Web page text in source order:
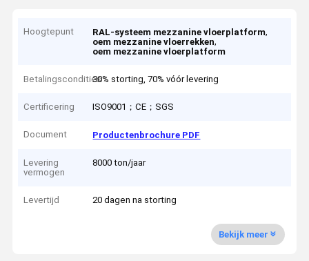
Hoogtepunt RAL-systeem mezzanine vloerplatform,
oem mezzanine vloerrekken,
oem mezzanine vloerplatform
Betalingscondities30% storting, 70% vóór levering
Certificering ISO9001；CE；SGS
Document Productenbrochure PDF
Levering
vermogen
8000 ton/jaar
Levertijd 20 dagen na storting
Bekijk meer